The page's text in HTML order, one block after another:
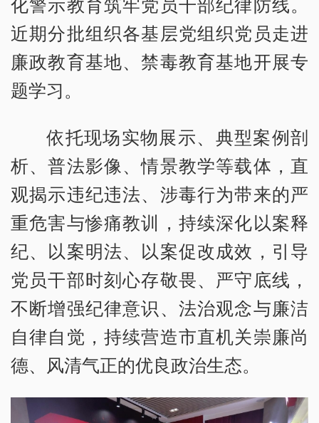
近期分批组织各基层党组织党员走进
廉政教育基地、禁毒教育基地开展专
题学习。
依托现场实物展示、典型案例剖
析、普法影像、情景教学等载体，直
观揭示违纪违法、涉毒行为带来的严
重危害与惨痛教训，持续深化以案释
纪、以案明法、以案促改成效，引导
党员干部时刻心存敬畏、严守底线，
不断增强纪律意识、法治观念与廉洁
自律自觉，持续营造市直机关崇廉尚
德、风清气正的优良政治生态。